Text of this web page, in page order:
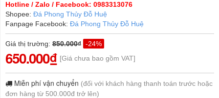
Hotline / Zalo / Facebook: 0983313076
Shopee: Đá Phong Thủy Đỗ Huệ
Fanpage Facebook: Đá Phong Thủy Đỗ Huệ
Giá thị trường: 850.000₫ -24%
650.000₫ [Giá chưa bao gồm VAT]
Miễn phí vận chuyển (đối với khách hàng thanh toán trước hoặc
đơn hàng từ 500.000đ trở lên)